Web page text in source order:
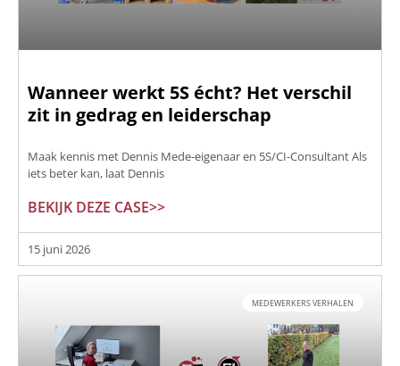
Wanneer werkt 5S écht? Het verschil
zit in gedrag en leiderschap
Maak kennis met Dennis Mede-eigenaar en 5S/CI-Consultant Als
iets beter kan, laat Dennis
BEKIJK DEZE CASE>>
15 juni 2026
MEDEWERKERS VERHALEN